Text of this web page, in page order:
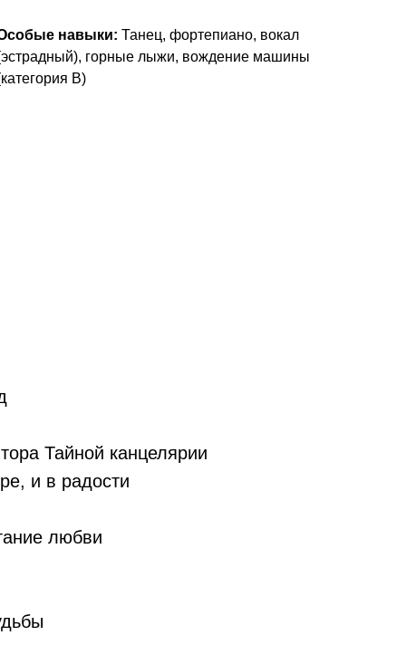
навыки: Танец, фортепиано, вокал
горные лыжи, вождение машины
В)
Тайной канцелярии
и в радости
любви